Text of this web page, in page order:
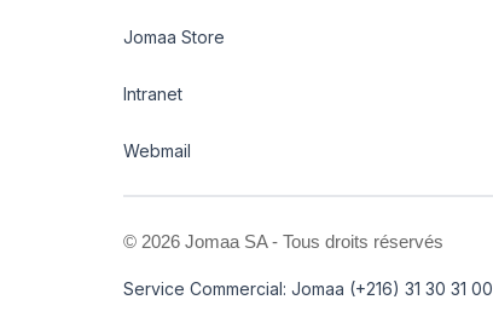
Jomaa Store
Intranet
Webmail
© 2026 Jomaa SA - Tous droits réservés
Service Commercial: Jomaa (+216) 31 30 31 00